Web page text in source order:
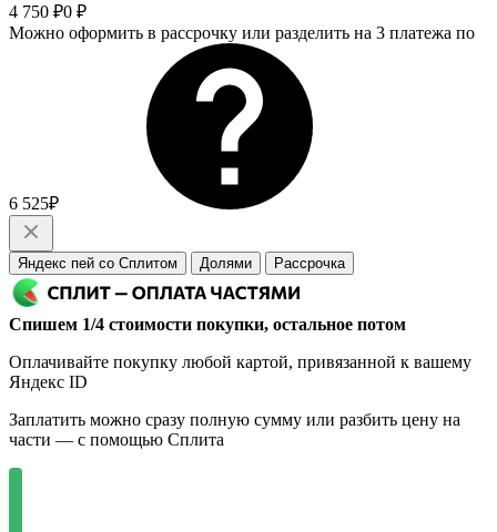
4 750 ₽0 ₽
Можно оформить в рассрочку или разделить на 3 платежа по
6 525₽
Яндекс пей со Сплитом Долями Рассрочка
Спишем 1/4 стоимости покупки, остальное потом
Оплачивайте покупку любой картой, привязанной к вашему
Яндекс ID
Заплатить можно сразу полную сумму или разбить цену на
части — с помощью Сплита